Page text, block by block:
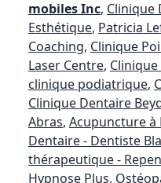
mobiles Inc, Clinique
Esthétique, Patricia
Coaching, Clinique
Laser Centre,
clinique podiatrique,
Clinique Dentaire
Abras, Acupuncture à
Dentaire - Dentiste
thérapeutique -
Hypnose Plus,